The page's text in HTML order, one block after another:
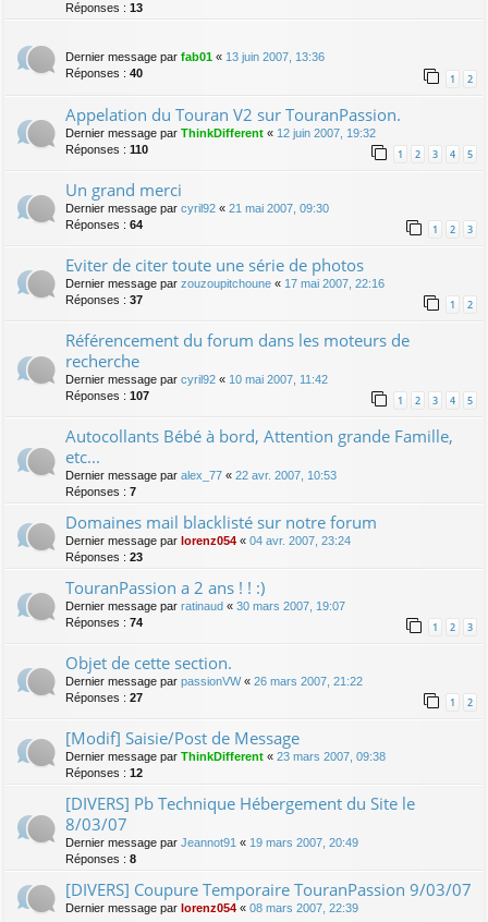
Réponses : 13
Dernier message par fab01 « 13 juin 2007, 13:36
Réponses : 40 1 2
Appelation du Touran V2 sur TouranPassion.
Dernier message par ThinkDifferent « 12 juin 2007, 19:32
Réponses : 110 1 2 3 4 5
Un grand merci
Dernier message par cyril92 « 21 mai 2007, 09:30
Réponses : 64 1 2 3
Eviter de citer toute une série de photos
Dernier message par zouzoupitchoune « 17 mai 2007, 22:16
Réponses : 37 1 2
Référencement du forum dans les moteurs de
recherche
Dernier message par cyril92 « 10 mai 2007, 11:42
Réponses : 107 1 2 3 4 5
Autocollants Bébé à bord, Attention grande Famille,
etc...
Dernier message par alex_77 « 22 avr. 2007, 10:53
Réponses : 7
Domaines mail blacklisté sur notre forum
Dernier message par lorenz054 « 04 avr. 2007, 23:24
Réponses : 23
TouranPassion a 2 ans ! ! :)
Dernier message par ratinaud « 30 mars 2007, 19:07
Réponses : 74 1 2 3
Objet de cette section.
Dernier message par passionVW« 26 mars 2007, 21:22
Réponses : 27 1 2
[Modif] Saisie/Post de Message
Dernier message par ThinkDifferent « 23 mars 2007, 09:38
Réponses : 12
[DIVERS] Pb Technique Hébergement du Site le
8/03/07
Dernier message par Jeannot91 « 19 mars 2007, 20:49
Réponses : 8
[DIVERS] Coupure Temporaire TouranPassion 9/03/07
Dernier message par lorenz054 « 08 mars 2007, 22:39